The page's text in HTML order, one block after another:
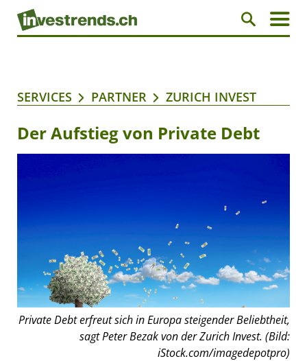
SERVICES PARTNER ZURICH INVEST
Der Aufstieg von Private Debt
Private Debt erfreut sich in Europa steigender Beliebtheit,
sagt Peter Bezak von der Zurich Invest. (Bild:
iStock.com/imagedepotpro)